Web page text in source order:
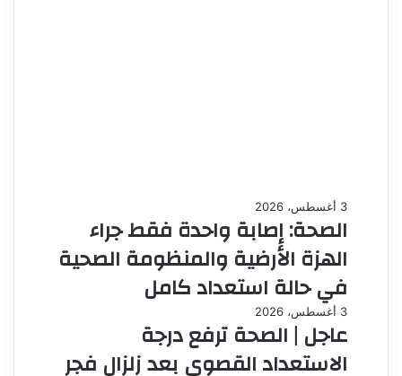
3 أغسطس، 2026
الصحة: إصابة واحدة فقط جراء
الهزة الأرضية والمنظومة الصحية
في حالة استعداد كامل
3 أغسطس، 2026
عاجل | الصحة ترفع درجة
الاستعداد القصوى بعد زلزال فجر